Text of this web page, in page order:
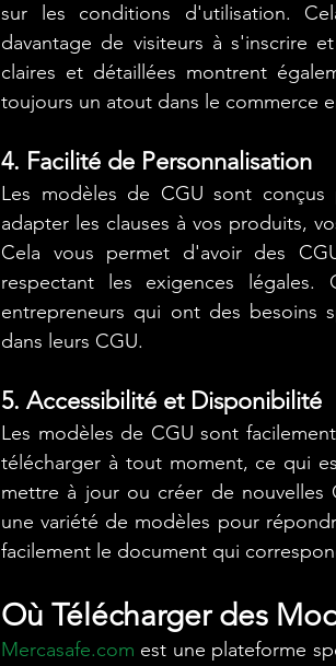
sur les conditions d'utilisation.
davantage de visiteurs à s'inscrire
claires et détaillées montrent
toujours un atout dans le commerce
4. Facilité de Personnalisation
Les modèles de CGU sont conçus
adapter les clauses à vos produits,
Cela vous permet d'avoir des
respectant les exigences
entrepreneurs qui ont des besoins
dans leurs CGU.
5. Accessibilité et Disponibilité
Les modèles de CGU sont
télécharger à tout moment, ce qui
mettre à jour ou créer de nouvelles
une variété de modèles pour
facilement le document qui
Où Télécharger des
Mercasafe.com est une plateforme